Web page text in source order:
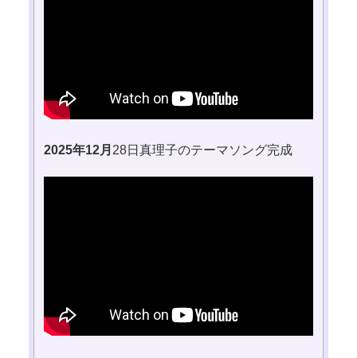
2025年12月 28日真理子のテーマソング完成